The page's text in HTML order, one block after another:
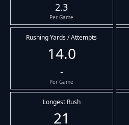
2.3
Per Game
Rushing Yards / Attempts
14.0
-
Per Game
Longest Rush
21